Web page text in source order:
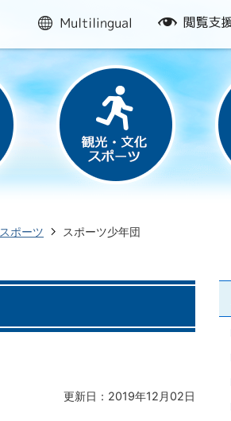
multilingual
閲
援
スポーツ スポーツ少年団
更新日：2019年12月02日